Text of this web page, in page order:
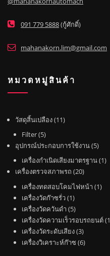
091 779 5888(กู้ศักดิ์)
mahanakorn.lim@gmail.com
หมวดหมู่สินค้า
วัสดุสิ้นเปลือง 111
ค้
า
Filter 55
สิ
อุปกรณ์ประกอบการใช้งาน 55
สิ
า
เครื่องกำเนิดเสียงมาตรฐาน 11
เครื่องตรวจสภาพรถ 202
เครื่องทดสอบโคมไฟหน้า 11
ค้
เครื่องวัดก๊าซรั่ว 11
สิ
น
ค้
า
เครื่องวัดควันดำ 55
สิ
น
ค้
เครื่องวัดความเร็วรอบรถยนต์ 1
เครื่องวัดระดับเสียง 33
สิ
เครื่องวิเคราะห์ก๊าซ 66